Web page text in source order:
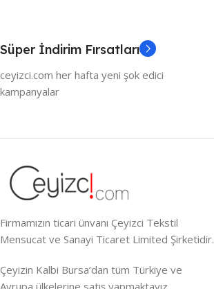
Süper İndirim Fırsatları
ceyizci.com her hafta yeni şok edici
kampanyalar
Firmamızın ticari ünvanı Çeyizci Tekstil
Mensucat ve Sanayi Ticaret Limited Şirketidir.
Çeyizin Kalbi Bursa’dan tüm Türkiye ve
Avrupa ülkelerine satış yapmaktayız.